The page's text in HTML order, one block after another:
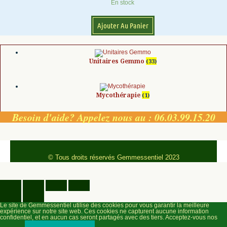
En stock
Ajouter Au Panier
Unitaires Gemmo (33)
Mycothérapie (1)
Besoin d'aide? Appelez nous au : 06.03.99.15.20
© Tous droits réservés Gemmessentiel 2023
Le site de Gemmessentiel utilise des cookies pour vous garantir la meilleure
expérience sur notre site web. Ces cookies ne capturent aucune information
confidentiel, et en aucun cas seront partagés avec des tiers. Acceptez-vous nos